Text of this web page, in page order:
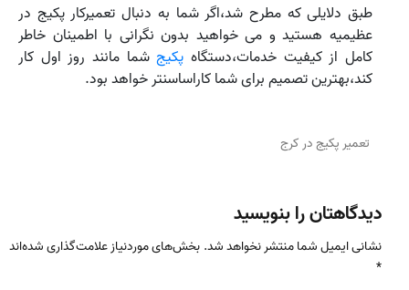
طبق دلایلی که مطرح شد،اگر شما به دنبال تعمیرکار پکیج در
عظیمیه هستید و می خواهید بدون نگرانی با اطمینان خاطر
کامل از کیفیت خدمات،دستگاه پکیجشما مانند روز اول کار
کند،بهترین تصمیم برای شما کاراساسنتر خواهد بود.
تعمیر پکیج در کرج
دیدگاهتان را بنویسید
نشانی ایمیل شما منتشر نخواهد شد. بخش‌های موردنیاز علامت‌گذاری شده‌اند
*